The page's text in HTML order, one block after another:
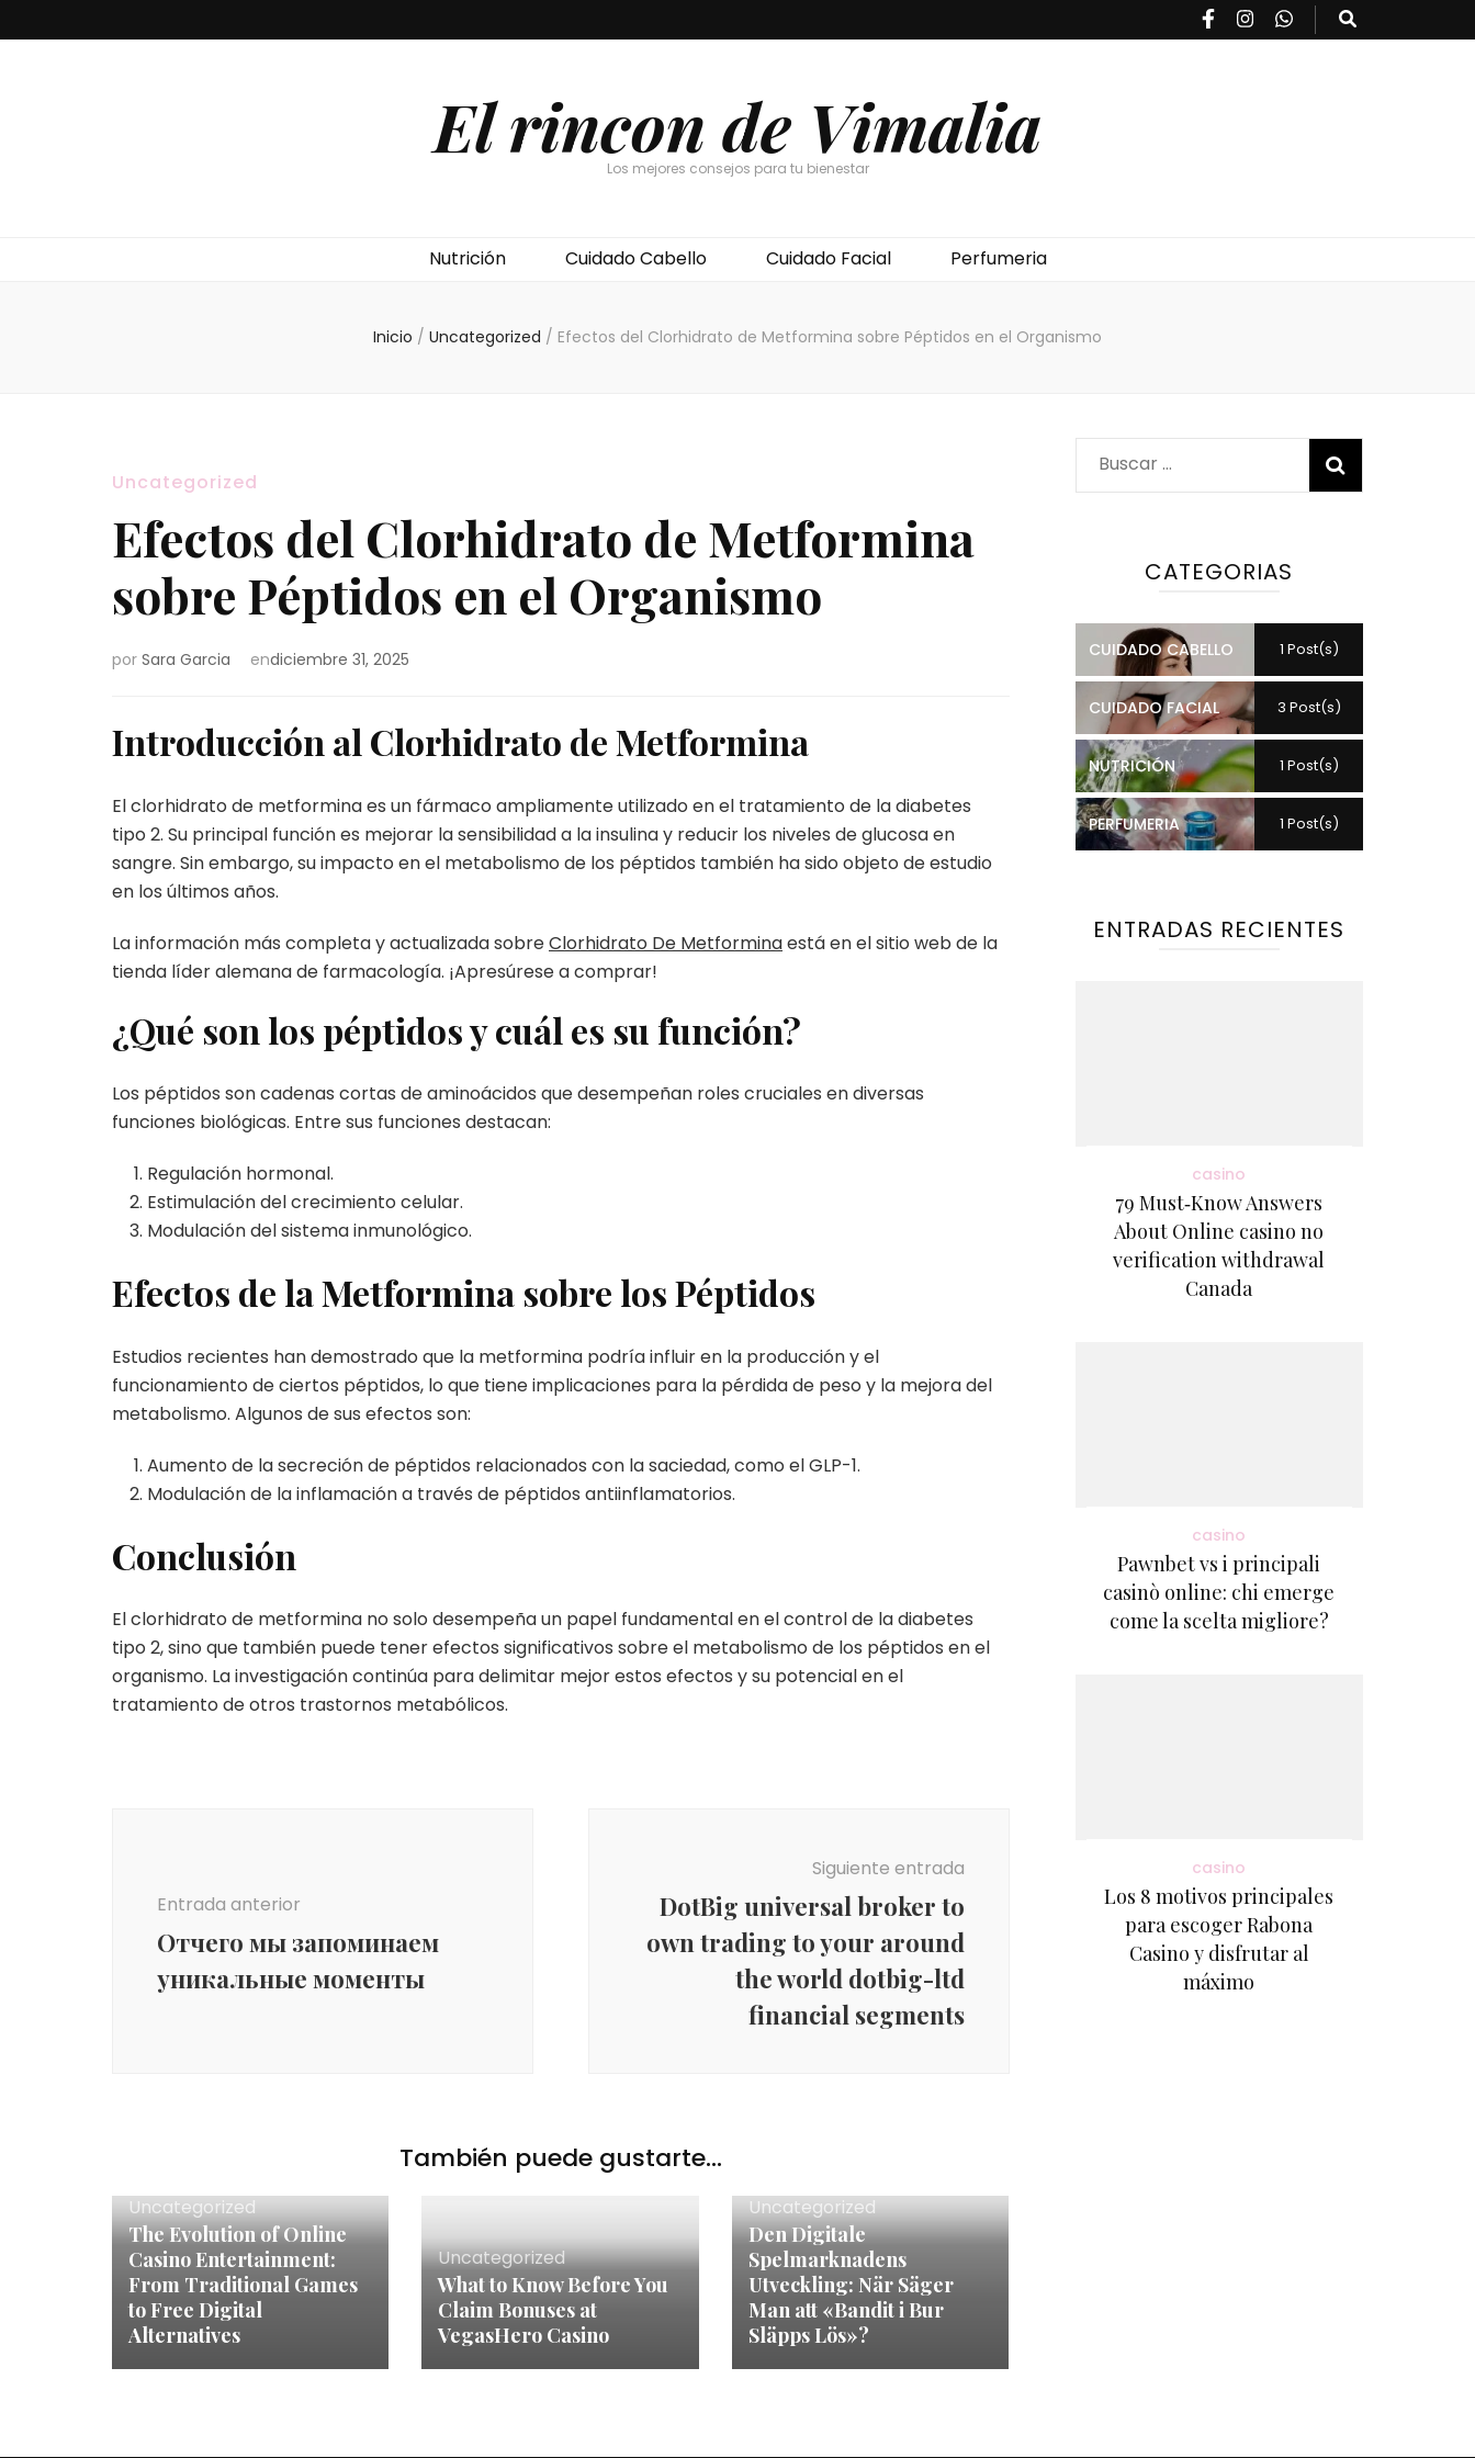
El rincon de Vimalia
Los mejores consejos para tu bienestar
Nutrición Cuidado Cabello Cuidado Facial Perfumeria
Inicio / Uncategorized / Efectos del Clorhidrato de Metformina sobre Péptidos en el Organismo
Uncategorized
Efectos del Clorhidrato de Metformina
sobre Péptidos en el Organismo
por Sara Garcia endiciembre 31, 2025
Introducción al Clorhidrato de Metformina
El clorhidrato de metformina es un fármaco ampliamente utilizado en el tratamiento de la diabetes
tipo 2. Su principal función es mejorar la sensibilidad a la insulina y reducir los niveles de glucosa en
sangre. Sin embargo, su impacto en el metabolismo de los péptidos también ha sido objeto de estudio
en los últimos años.
La información más completa y actualizada sobreClorhidrato De Metforminaestá en el sitio web de la
tienda líder alemana de farmacología. ¡Apresúrese a comprar!
¿Qué son los péptidos y cuál es su función?
Los péptidos son cadenas cortas de aminoácidos que desempeñan roles cruciales en diversas
funciones biológicas. Entre sus funciones destacan:
Regulación hormonal.
Estimulación del crecimiento celular.
Modulación del sistema inmunológico.
Efectos de la Metformina sobre los Péptidos
Estudios recientes han demostrado que la metformina podría influir en la producción y el
funcionamiento de ciertos péptidos, lo que tiene implicaciones para la pérdida de peso y la mejora del
metabolismo. Algunos de sus efectos son:
Aumento de la secreción de péptidos relacionados con la saciedad, como el GLP-1.
Modulación de la inflamación a través de péptidos antiinflamatorios.
Conclusión
El clorhidrato de metformina no solo desempeña un papel fundamental en el control de la diabetes
tipo 2, sino que también puede tener efectos significativos sobre el metabolismo de los péptidos en el
organismo. La investigación continúa para delimitar mejor estos efectos y su potencial en el
tratamiento de otros trastornos metabólicos.
Entrada anterior
Отчего мы запоминаем
уникальные моменты
Siguiente entrada
DotBig universal broker to
own trading to your around
the world dotbig-ltd
financial segments
También puede gustarte...
Uncategorized
The Evolution of Online
Casino Entertainment:
From Traditional Games
to Free Digital
Alternatives
Uncategorized
What to Know Before You
Claim Bonuses at
VegasHero Casino
Uncategorized
Den Digitale
Spelmarknadens
Utveckling: När Säger
Man att «Bandit i Bur
Släpps Lös»?
Buscar:
CATEGORIAS
CUIDADO CABELLO 1 Post(s)
CUIDADO FACIAL 3 Post(s)
NUTRICIÓN 1 Post(s)
PERFUMERIA 1 Post(s)
ENTRADAS RECIENTES
casino
79 Must‑Know Answers
About Online casino no
verification withdrawal
Canada
casino
Pawnbet vs i principali
casinò online: chi emerge
come la scelta migliore?
casino
Los 8 motivos principales
para escoger Rabona
Casino y disfrutar al
máximo